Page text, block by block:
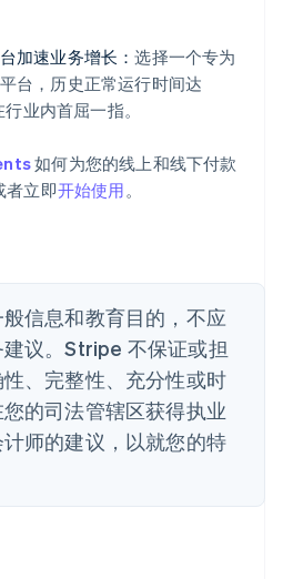
加速业务增长：选择一个专为
台，历史正常运行时间达
业内首屈一指。
如何为您的线上和线下付款
者立即开始使用 。
信息和教育目的，不应
议。Stripe 不保证或担
、完整性、充分性或时
的司法管辖区获得执业
师的建议，以就您的特